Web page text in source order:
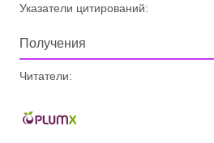
Указатели цитирований:
Получения
Читатели: